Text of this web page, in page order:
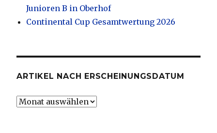
Junioren B in Oberhof
Continental Cup Gesamtwertung 2026
ARTIKEL NACH ERSCHEINUNGSDATUM
Artikel